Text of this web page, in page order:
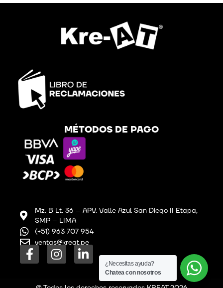
MÉTODOS DE PAGO
Mz. B Lt. 36 – APV. Valle Azul San Diego II Etapa,
SMP – LIMA
(+51) 963 707 954
ventas@kreat.pe
F
a
I
n
L
i
¿Necesitas ayuda?
Chatea con nosotros